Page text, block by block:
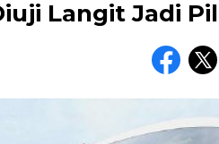
Langit Jadi